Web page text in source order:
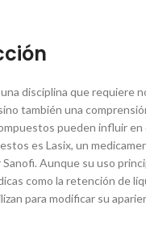
disciplina que requiere
también una
pueden influir en
es Lasix, un
Aunque su uso
como la retención de
para modificar su